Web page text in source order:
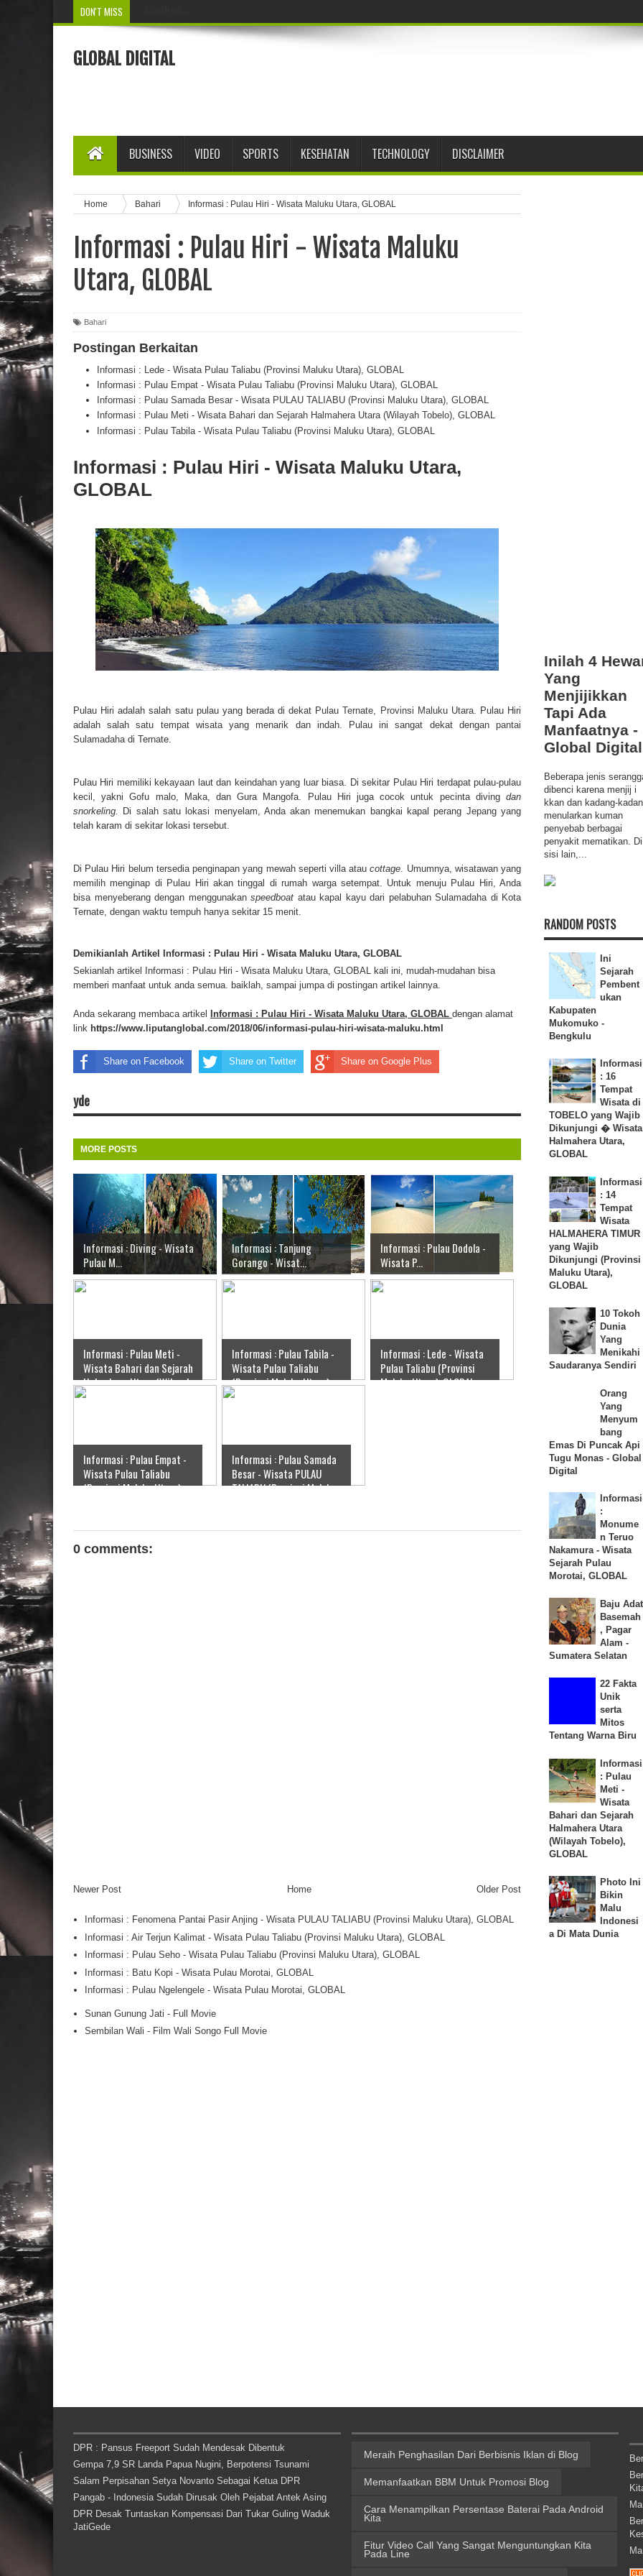
DON'T MISS
GLOBAL DIGITAL
BUSINESS VIDEO SPORTS KESEHATAN TECHNOLOGY DISCLAIMER
Inilah 4
Yang
Menjijikkan
Tapi Ada
Manfaatnya -
Global Digital
Beberapa jenis
dibenci karena menjij i
kkan dan kadang-
menularkan kuman
penyebab berbagai
penyakit mematikan. Di
sisi lain,...
RANDOM POSTS
Ini
Sejarah
Pembent
ukan
Kabupaten
Mukomuko -
Bengkulu
Informasi
: 16
Tempat
Wisata di
TOBELO yang Wajib
Dikunjungi � Wisata
Halmahera Utara,
GLOBAL
Informasi
: 14
Tempat
Wisata
HALMAHERA TIMUR
yang Wajib
Dikunjungi (Provinsi
Maluku Utara),
GLOBAL
10 Tokoh
Dunia
Yang
Menikahi
Saudaranya Sendiri
Orang
Yang
Menyum
bang
Emas Di Puncak Api
Tugu Monas - Global
Digital
Informasi
:
Monume
n Teruo
Nakamura - Wisata
Sejarah Pulau
Morotai, GLOBAL
Baju Adat
Basemah
, Pagar
Alam -
Sumatera Selatan
22 Fakta
Unik
serta
Mitos
Tentang Warna Biru
Informasi
: Pulau
Meti -
Wisata
Bahari dan Sejarah
Halmahera Utara
(Wilayah Tobelo),
GLOBAL
Photo Ini
Bikin
Malu
Indonesi
a Di Mata Dunia
Home Bahari Informasi : Pulau Hiri - Wisata Maluku Utara, GLOBAL
Informasi : Pulau Hiri - Wisata Maluku
Utara, GLOBAL
Bahari
Postingan Berkaitan
Informasi : Lede - Wisata Pulau Taliabu (Provinsi Maluku Utara), GLOBAL
Informasi : Pulau Empat - Wisata Pulau Taliabu (Provinsi Maluku Utara), GLOBAL
Informasi : Pulau Samada Besar - Wisata PULAU TALIABU (Provinsi Maluku Utara), GLOBAL
Informasi : Pulau Meti - Wisata Bahari dan Sejarah Halmahera Utara (Wilayah Tobelo), GLOBAL
Informasi : Pulau Tabila - Wisata Pulau Taliabu (Provinsi Maluku Utara), GLOBAL
Informasi : Pulau Hiri - Wisata Maluku Utara,
GLOBAL
Pulau Hiri adalah salah satu pulau yang berada di dekat Pulau Ternate Provinsi Maluku Utara. Pulau Hiri
adalah salah satu tempat wisata yang menarik dan indah. Pulau ini sangat dekat dengan pantai
Sulamadaha di Ternate.
Pulau Hiri memiliki kekayaan laut dan keindahan yang luar biasa. Di sekitar Pulau Hiri terdapat pulau-pulau
kecil, yakniGofu malo, Maka, dan Gura Mangofa. Pulau Hiri juga cocok untuk pecinta divingdan
snorkeling.
Di salah satu lokasi menyelam, Anda akan menemukan bangkai kapal perang Jepang yang
telah karam di sekitar lokasi tersebut.
Di Pulau Hiri belum tersedia penginapan yang mewah seperti villa ataucottage . Umumnya, wisatawan yang
memilih menginap di Pulau Hiri akan tinggal di rumah warga setempat. Untuk menuju Pulau Hiri, Anda
bisa menyeberang dengan menggunakan speedboat atau kapal kayu dari pelabuhan Sulamadaha di Kota
Ternate, dengan waktu tempuh hanya sekitar 15 menit.
Demikianlah Artikel Informasi : Pulau Hiri - Wisata Maluku Utara, GLOBAL
Sekianlah artikel Informasi : Pulau Hiri - Wisata Maluku Utara, GLOBAL kali ini, mudah-mudahan bisa
memberi manfaat untuk anda semua. baiklah, sampai jumpa di postingan artikel lainnya.
Anda sekarang membaca artikel Informasi : Pulau Hiri - Wisata Maluku Utara, GLOBAL dengan alamat
link https://www.liputanglobal.com/2018/06/informasi-pulau-hiri-wisata-maluku.html
Share on Facebook Share on Twitter Share on Google Plus
yde
MORE POSTS
Informasi : Diving - Wisata
Pulau M...
Informasi : Tanjung
Gorango - Wisat...
Informasi : Pulau Dodola -
Wisata P...
Informasi : Pulau Meti -
Wisata Bahari dan Sejarah
Halmahera Utara (Wilayah
Tobelo), GLOBAL
Informasi : Pulau Tabila -
Wisata Pulau Taliabu
(Provinsi Maluku Utara),
GLOBAL
Informasi : Lede - Wisata
Pulau Taliabu (Provinsi
Maluku Utara), GLOBAL
Informasi : Pulau Empat -
Wisata Pulau Taliabu
(Provinsi Maluku Utara),
Informasi : Pulau Samada
Besar - Wisata PULAU
TALIABU (Provinsi Maluku
0 comments:
Newer Post Older Post
Home
Informasi : Fenomena Pantai Pasir Anjing - Wisata PULAU TALIABU (Provinsi Maluku Utara), GLOBAL
Informasi : Air Terjun Kalimat - Wisata Pulau Taliabu (Provinsi Maluku Utara), GLOBAL
Informasi : Pulau Seho - Wisata Pulau Taliabu (Provinsi Maluku Utara), GLOBAL
Informasi : Batu Kopi - Wisata Pulau Morotai, GLOBAL
Informasi : Pulau Ngelengele - Wisata Pulau Morotai, GLOBAL
Sunan Gunung Jati - Full Movie
Sembilan Wali - Film Wali Songo Full Movie
DPR : Pansus Freeport Sudah Mendesak Dibentuk
Gempa 7,9 SR Landa Papua Nugini, Berpotensi Tsunami
Salam Perpisahan Setya Novanto Sebagai Ketua DPR
Pangab - Indonesia Sudah Dirusak Oleh Pejabat Antek Asing
DPR Desak Tuntaskan Kompensasi Dari Tukar Guling Waduk
JatiGede
Meraih Penghasilan Dari Berbisnis Iklan di Blog
Memanfaatkan BBM Untuk Promosi Blog
Cara Menampilkan Persentase Baterai Pada Android
Kita
Fitur Video Call Yang Sangat Menguntungkan Kita
Pada Line